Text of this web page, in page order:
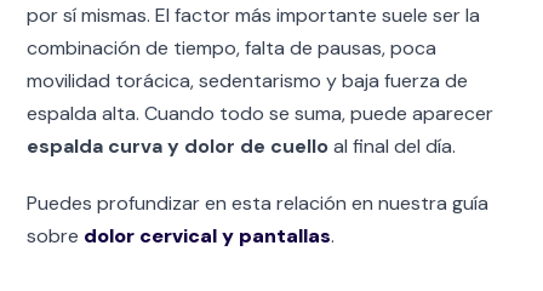
por sí mismas. El factor más importante suele ser la
combinación de tiempo, falta de pausas, poca
movilidad torácica, sedentarismo y baja fuerza de
espalda alta. Cuando todo se suma, puede aparecer
espalda curva y dolor de cuelloal final del día.
Puedes profundizar en esta relación en nuestra guía
sobre dolor cervical y pantallas.